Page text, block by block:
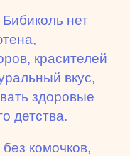
нет
красителей
вкус,
здоровые
детства.
комочков,